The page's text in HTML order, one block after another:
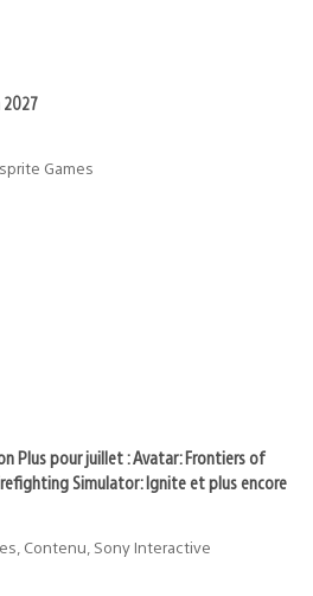
2027
Games
Plus pour juillet : Avatar: Frontiers of
Simulator: Ignite et plus encore
Contenu, Sony Interactive